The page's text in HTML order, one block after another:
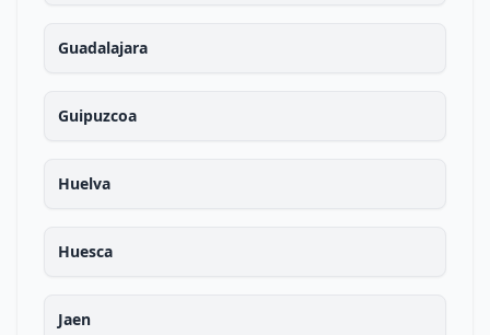
Guadalajara
Guipuzcoa
Huelva
Huesca
Jaen